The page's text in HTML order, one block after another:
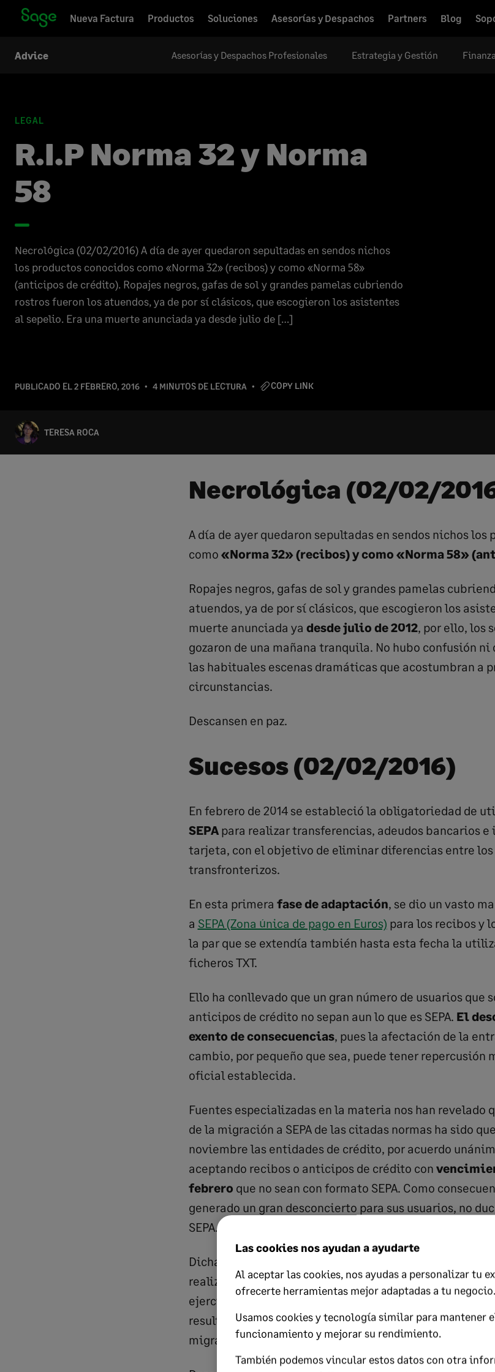
Nueva Factura
Productos Soluciones Asesorías y Despachos Partners Blog
Advice Asesorías y Despachos Profesionales Estrategia y Gestión
LEGAL
R.I.P Norma 32 y Norma
58
Necrológica (02/02/2016) A día de ayer quedaron sepultadas en sendos nichos
los productos conocidos como «Norma 32» (recibos) y como «Norma 58»
(anticipos de crédito). Ropajes negros, gafas de sol y grandes pamelas cubriendo
rostros fueron los atuendos, ya de por sí clásicos, que escogieron los asistentes
al sepelio. Era una muerte anunciada ya desde julio de […]
PUBLICADO EL2 FEBRERO, 2016 4 MINUTOS DE LECTURA COPY LINK
TERESA ROCA
Necrológica (02/02/
A día de ayer quedaron sepultadas en sendos nichos los
como «Norma 32» (recibos) y como «Norma 58»
Ropajes negros, gafas de sol y grandes pamelas
atuendos, ya de por sí clásicos, que escogieron los
muerte anunciada ya desde julio de 2012, por ello, los
gozaron de una mañana tranquila. No hubo confusión
las habituales escenas dramáticas que acostumbran a
circunstancias.
Descansen en paz.
Sucesos (02/02/2016)
En febrero de 2014 se estableció la obligatoriedad de
SEPApara realizar transferencias, adeudos bancarios e
tarjeta, con el objetivo de eliminar diferencias entre los
transfronterizos.
En esta primera fase de adaptación, se dio un vasto
a SEPA (Zona única de pago en Euros) para los recibos y
la par que se extendía también hasta esta fecha la
ficheros TXT.
Ello ha conllevado que un gran número de usuarios que
anticipos de crédito no sepan aun lo que es SEPA. El
exento de consecuencias, pues la afectación de la
cambio, por pequeño que sea, puede tener repercusión
oficial establecida.
Fuentes especializadas en la materia nos han revelado
de la migración a SEPA de las citadas normas ha sido
noviembre las entidades de crédito, por acuerdo
aceptando recibos o anticipos de crédito con
febrero que no sean con formato SEPA. Como
generado un gran desconcierto para sus usuarios, no
SEPA.
Dichas fuentes también nos informan que, ante la
realizado consultas a diversos motores de búsqueda de
ejercicio, para rastrear qué es lo que se está
indagando
resultado ha sido interesante. Las palabras más buscadas
migración, mandato, CORE, COR-1, B2B, SDD…
Las cookies nos ayudan a ayudarte
Al aceptar las cookies, nos ayudas a personalizar tu
ofrecerte herramientas mejor adaptadas a tu negocio.
Usamos cookies y tecnología similar para mantener
funcionamiento y mejorar su rendimiento.
También podemos vincular estos datos con otra